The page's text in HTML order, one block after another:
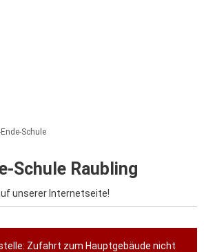
Schule
Schule Raubling
unserer Internetseite!
Zufahrt zum Hauptgebäude nicht